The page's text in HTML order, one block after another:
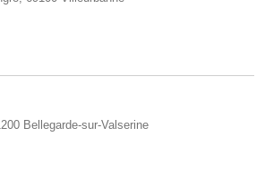
Bellegarde-sur-Valserine